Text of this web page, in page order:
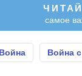
самое
Война Война